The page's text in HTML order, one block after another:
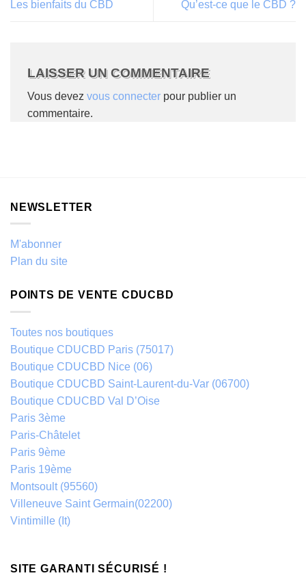
Les bienfaits du CBD Qu’est-ce que le CBD ?
LAISSER UN COMMENTAIRE
Vous devez vous connecter pour publier un
commentaire.
NEWSLETTER
M'abonner
Plan du site
POINTS DE VENTE CDUCBD
Toutes nos boutiques
Boutique CDUCBD Paris (75017)
Boutique CDUCBD Nice (06)
Boutique CDUCBD Saint-Laurent-du-Var (06700)
Boutique CDUCBD Val D’Oise
Paris 3ème
Paris-Châtelet
Paris 9ème
Paris 19ème
Montsoult (95560)
Villeneuve Saint Germain(02200)
Vintimille (It)
SITE GARANTI SÉCURISÉ !